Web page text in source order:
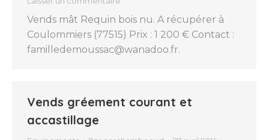
Vends mât Requin bois nu. A récupérer à
Coulommiers (77515) Prix : 1 200 € Contact :
familledemoussac@wanadoo.fr.
Vends gréement courant et
accastillage